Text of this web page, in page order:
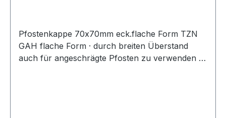
Pfostenkappe 70x70mm eck.flache Form TZN
GAH flache Form · durch breiten Überstand
auch für angeschrägte Pfosten zu verwenden ·